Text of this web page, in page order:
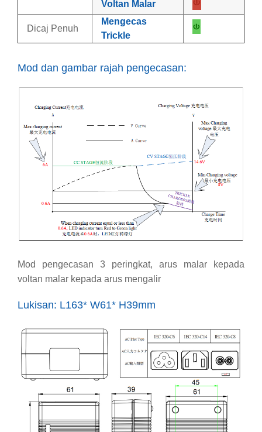
Voltan Malar
Dicaj Penuh
Mengecas
Trickle
Mod dan gambar rajah pengecasan:
Mod pengecasan 3 peringkat, arus malar kepada
voltan malar kepada arus mengalir
Lukisan: L163* W61* H39mm